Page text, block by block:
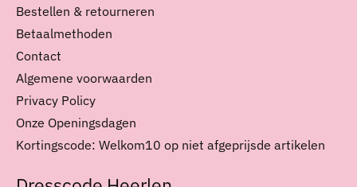
Bestellen & retourneren
Betaalmethoden
Contact
Algemene voorwaarden
Privacy Policy
Onze Openingsdagen
Kortingscode: Welkom10 op niet afgeprijsde artikelen